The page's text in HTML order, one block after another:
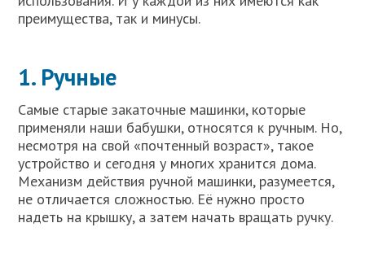
преимущества, так и минусы.
1. Ручные
Самые старые закаточные машинки, которые
применяли наши бабушки, относятся к ручным. Но,
несмотря на свой «почтенный возраст», такое
устройство и сегодня у многих хранится дома.
Механизм действия ручной машинки, разумеется,
не отличается сложностью. Её нужно просто
надеть на крышку, а затем начать вращать ручку.